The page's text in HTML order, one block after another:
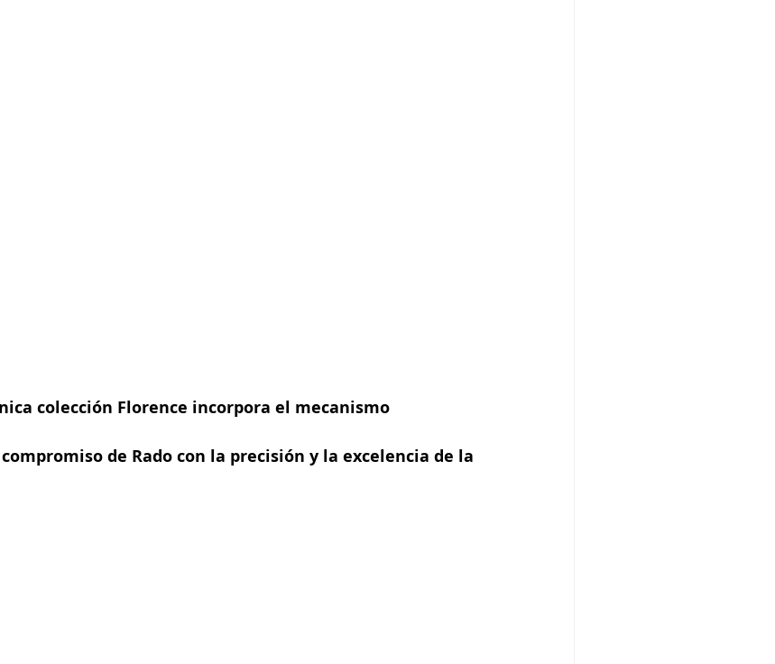
colección Florence incorpora el mecanismo
de Rado con la precisión y la excelencia de la